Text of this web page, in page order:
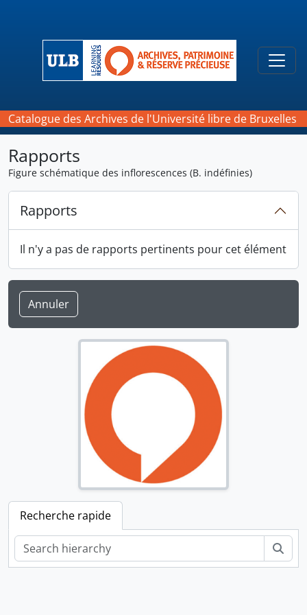
Catalogue des Archives de l'Université libre de Bruxelles
Rapports
Figure schématique des inflorescences (B. indéfinies)
Rapports
Il n'y a pas de rapports pertinents pour cet élément
Annuler
Recherche rapide